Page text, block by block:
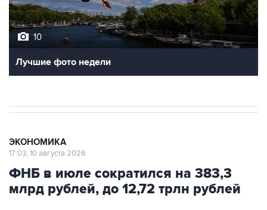
10
Лучшие фото недели
ФНБ в июле сократился на 383,3
млрд рублей, до 12,72 трлн рублей
Москва. 10 августа. INTERFAX.RU - Объем